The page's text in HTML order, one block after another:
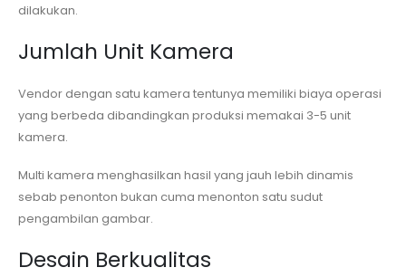
dilakukan.
Jumlah Unit Kamera
Vendor dengan satu kamera tentunya memiliki biaya operasi
yang berbeda dibandingkan produksi memakai 3-5 unit
kamera.
Multi kamera menghasilkan hasil yang jauh lebih dinamis
sebab penonton bukan cuma menonton satu sudut
pengambilan gambar.
Desain Berkualitas